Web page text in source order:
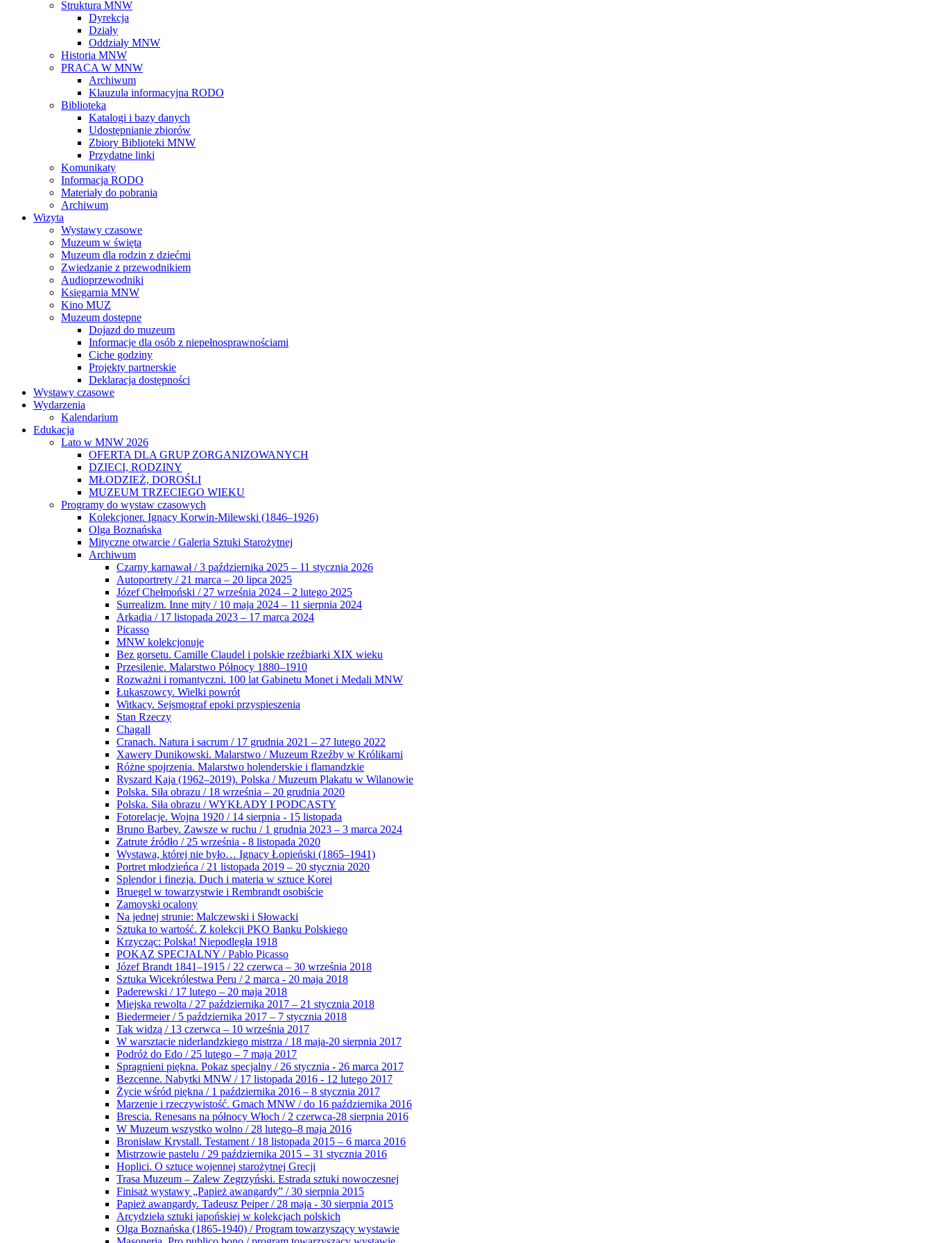
Struktura MNW
Dyrekcja
Działy
Oddziały MNW
Historia MNW
PRACA W MNW
Archiwum
Klauzula informacyjna RODO
Biblioteka
Katalogi i bazy danych
Udostępnianie zbiorów
Zbiory Biblioteki MNW
Przydatne linki
Komunikaty
Informacja RODO
Materiały do pobrania
Archiwum
Wizyta
Wystawy czasowe
Muzeum w święta
Muzeum dla rodzin z dziećmi
Zwiedzanie z przewodnikiem
Audioprzewodniki
Księgarnia MNW
Kino MUZ
Muzeum dostępne
Dojazd do muzeum
Informacje dla osób z niepełnosprawnościami
Ciche godziny
Projekty partnerskie
Deklaracja dostępności
Wystawy czasowe
Wydarzenia
Kalendarium
Edukacja
Lato w MNW 2026
OFERTA DLA GRUP ZORGANIZOWANYCH
DZIECI, RODZINY
MŁODZIEŻ, DOROŚLI
MUZEUM TRZECIEGO WIEKU
Programy do wystaw czasowych
Kolekcjoner. Ignacy Korwin-Milewski (1846–1926)
Olga Boznańska
Mityczne otwarcie / Galeria Sztuki Starożytnej
Archiwum
Czarny karnawał / 3 października 2025 – 11 stycznia 2026
Autoportrety / 21 marca – 20 lipca 2025
Józef Chełmoński / 27 września 2024 – 2 lutego 2025
Surrealizm. Inne mity / 10 maja 2024 – 11 sierpnia 2024
Arkadia / 17 listopada 2023 – 17 marca 2024
Picasso
MNW kolekcjonuje
Bez gorsetu. Camille Claudel i polskie rzeźbiarki XIX wieku
Przesilenie. Malarstwo Północy 1880–1910
Rozważni i romantyczni. 100 lat Gabinetu Monet i Medali MNW
Łukaszowcy. Wielki powrót
Witkacy. Sejsmograf epoki przyspieszenia
Stan Rzeczy
Chagall
Cranach. Natura i sacrum / 17 grudnia 2021 – 27 lutego 2022
Xawery Dunikowski. Malarstwo / Muzeum Rzeźby w Królikarni
Różne spojrzenia. Malarstwo holenderskie i flamandzkie
Ryszard Kaja (1962–2019). Polska / Muzeum Plakatu w Wilanowie
Polska. Siła obrazu / 18 września – 20 grudnia 2020
Polska. Siła obrazu / WYKŁADY I PODCASTY
Fotorelacje. Wojna 1920 / 14 sierpnia - 15 listopada
Bruno Barbey. Zawsze w ruchu / 1 grudnia 2023 – 3 marca 2024
Zatrute źródło / 25 września - 8 listopada 2020
Wystawa, której nie było… Ignacy Łopieński (1865–1941)
Portret młodzieńca / 21 listopada 2019 – 20 stycznia 2020
Splendor i finezja. Duch i materia w sztuce Korei
Bruegel w towarzystwie i Rembrandt osobiście
Zamoyski ocalony
Na jednej strunie: Malczewski i Słowacki
Sztuka to wartość. Z kolekcji PKO Banku Polskiego
Krzycząc: Polska! Niepodległa 1918
POKAZ SPECJALNY / Pablo Picasso
Józef Brandt 1841–1915 / 22 czerwca – 30 września 2018
Sztuka Wicekrólestwa Peru / 2 marca - 20 maja 2018
Paderewski / 17 lutego – 20 maja 2018
Miejska rewolta / 27 października 2017 – 21 stycznia 2018
Biedermeier / 5 października 2017 – 7 stycznia 2018
Tak widzą / 13 czerwca – 10 września 2017
W warsztacie niderlandzkiego mistrza / 18 maja-20 sierpnia 2017
Podróż do Edo / 25 lutego – 7 maja 2017
Spragnieni piękna. Pokaz specjalny / 26 stycznia - 26 marca 2017
Bezcenne. Nabytki MNW / 17 listopada 2016 - 12 lutego 2017
Życie wśród piękna / 1 października 2016 – 8 stycznia 2017
Marzenie i rzeczywistość. Gmach MNW / do 16 października 2016
Brescia. Renesans na północy Włoch / 2 czerwca-28 sierpnia 2016
W Muzeum wszystko wolno / 28 lutego–8 maja 2016
Bronisław Krystall. Testament / 18 listopada 2015 – 6 marca 2016
Mistrzowie pastelu / 29 października 2015 – 31 stycznia 2016
Hoplici. O sztuce wojennej starożytnej Grecji
Trasa Muzeum – Zalew Zegrzyński. Estrada sztuki nowoczesnej
Finisaż wystawy „Papież awangardy” / 30 sierpnia 2015
Papież awangardy. Tadeusz Peiper / 28 maja - 30 sierpnia 2015
Arcydzieła sztuki japońskiej w kolekcjach polskich
Olga Boznańska (1865-1940) / Program towarzyszący wystawie